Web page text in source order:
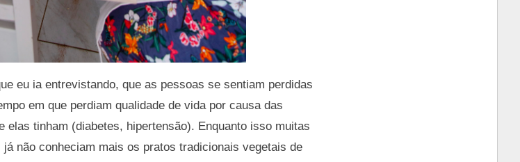
eu ia entrevistando, que as pessoas se sentiam perdidas
em que perdiam qualidade de vida por causa das
tinham (diabetes, hipertensão). Enquanto isso muitas
não conheciam mais os pratos tradicionais vegetais de